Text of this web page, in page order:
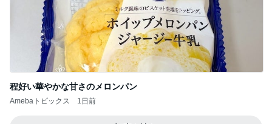
程好い華やかな甘さのメロンパン
Amebaトピックス 1日前